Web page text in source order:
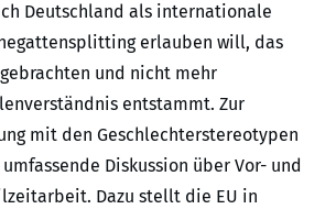
Deutschland als internationale
erlauben will, das
und nicht mehr
entstammt. Zur
mit den Geschlechterstereotypen
Diskussion über Vor- und
Dazu stellt die EU in